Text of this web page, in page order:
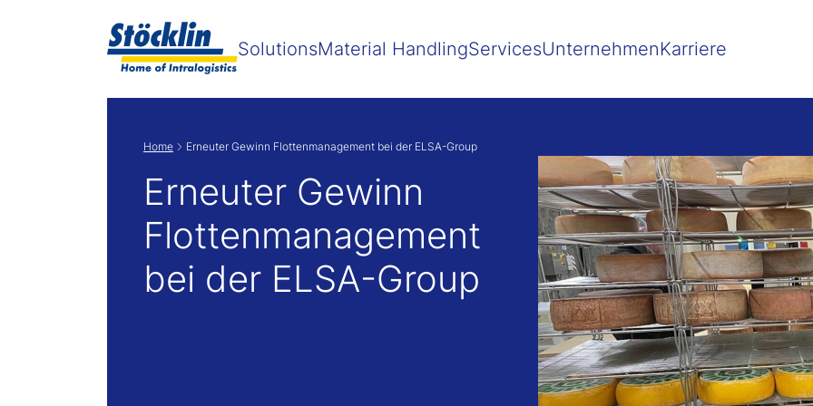
SolutionsMaterial HandlingServicesUnternehmenKarriere
Home Erneuter Gewinn Flottenmanagement bei der ELSA-Group
Erneuter Gewinn
Flottenmanagement
bei der ELSA-Group